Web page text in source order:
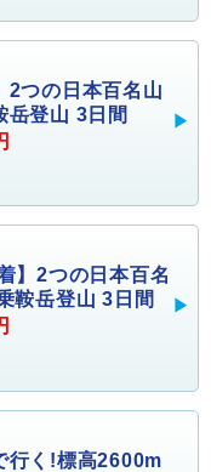
2つの日本百名山
岳登山 3日間
】2つの日本百名
鞍岳登山 3日間
く!標高2600m